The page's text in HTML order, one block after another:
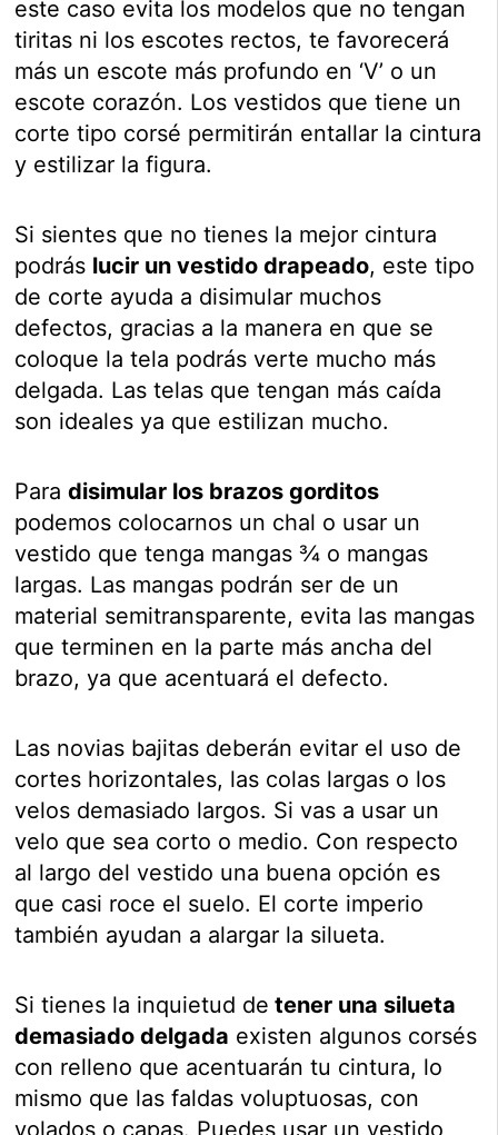
este caso evita los modelos que no tengan
tiritas ni los escotes rectos, te favorecerá
más un escote más profundo en ‘V’ o un
escote corazón. Los vestidos que tiene un
corte tipo corsé permitirán entallar la cintura
y estilizar la figura.
Si sientes que no tienes la mejor cintura
podrás lucir un vestido drapeado, este tipo
de corte ayuda a disimular muchos
defectos, gracias a la manera en que se
coloque la tela podrás verte mucho más
delgada. Las telas que tengan más caída
son ideales ya que estilizan mucho.
Paradisimular los brazos gorditos
podemos colocarnos un chal o usar un
vestido que tenga mangas ¾ o mangas
largas. Las mangas podrán ser de un
material semitransparente, evita las mangas
que terminen en la parte más ancha del
brazo, ya que acentuará el defecto.
Las novias bajitas deberán evitar el uso de
cortes horizontales, las colas largas o los
velos demasiado largos. Si vas a usar un
velo que sea corto o medio. Con respecto
al largo del vestido una buena opción es
que casi roce el suelo. El corte imperio
también ayudan a alargar la silueta.
Si tienes la inquietud de tener una silueta
demasiado delgada existen algunos corsés
con relleno que acentuarán tu cintura, lo
mismo que las faldas voluptuosas, con